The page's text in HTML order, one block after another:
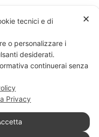
✕
tecnici e di
o personalizzare i
desiderati.
continuerai senza
Privacy